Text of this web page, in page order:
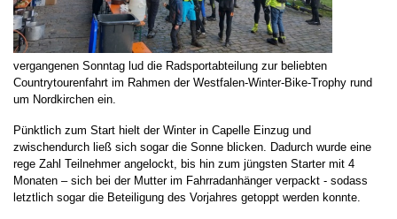
vergangenen Sonntag lud die Radsportabteilung zur beliebten
Countrytourenfahrt im Rahmen der Westfalen-Winter-Bike-Trophy rund
um Nordkirchen ein.
Pünktlich zum Start hielt der Winter in Capelle Einzug und
zwischendurch ließ sich sogar die Sonne blicken. Dadurch wurde eine
rege Zahl Teilnehmer angelockt, bis hin zum jüngsten Starter mit 4
Monaten – sich bei der Mutter im Fahrradanhänger verpackt - sodass
letztlich sogar die Beteiligung des Vorjahres getoppt werden konnte.